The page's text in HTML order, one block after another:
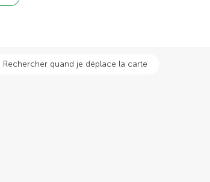
Rechercher quand je déplace la carte